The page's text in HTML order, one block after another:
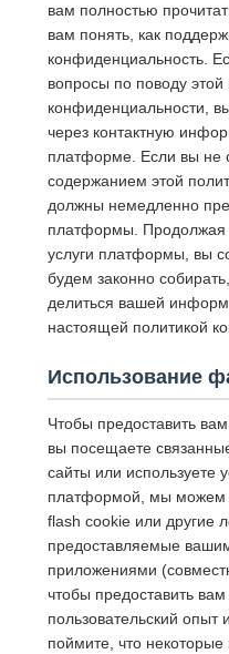
вам полностью
вам понять, как
конфиденциальность.
вопросы по поводу этой
конфиденциальности,
через контактную
платформе. Если вы не
содержанием этой
должны немедленно
платформы. Продолжая
услуги платформы, вы
будем законно
делиться вашей
настоящей политикой
Использование
Чтобы предоставить
вы посещаете
сайты или используете
платформой, мы можем
flash cookie или другие
предоставляемые
приложениями
чтобы предоставить
пользовательский
поймите, что некоторые